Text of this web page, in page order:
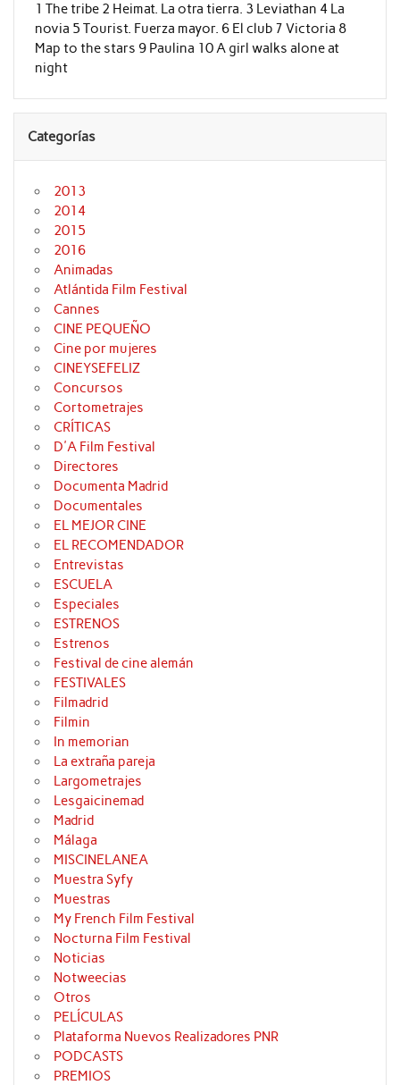
1 The tribe 2 Heimat. La otra tierra. 3 Leviathan 4 La
novia 5 Tourist. Fuerza mayor. 6 El club 7 Victoria 8
Map to the stars 9 Paulina 10 A girl walks alone at
night
Categorías
2013
2014
2015
2016
Animadas
Atlántida Film Festival
Cannes
CINE PEQUEÑO
Cine por mujeres
CINEYSEFELIZ
Concursos
Cortometrajes
CRÍTICAS
D'A Film Festival
Directores
Documenta Madrid
Documentales
EL MEJOR CINE
EL RECOMENDADOR
Entrevistas
ESCUELA
Especiales
ESTRENOS
Estrenos
Festival de cine alemán
FESTIVALES
Filmadrid
Filmin
In memorian
La extraña pareja
Largometrajes
Lesgaicinemad
Madrid
Málaga
MISCINELANEA
Muestra Syfy
Muestras
My French Film Festival
Nocturna Film Festival
Noticias
Notweecias
Otros
PELÍCULAS
Plataforma Nuevos Realizadores PNR
PODCASTS
PREMIOS